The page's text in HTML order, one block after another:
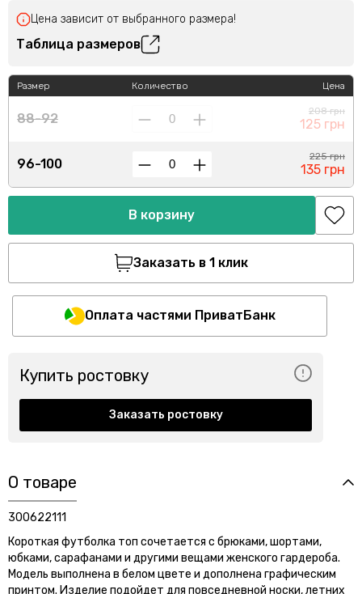
Цена зависит от выбранного размера!
Таблица размеров
Размер
88-92
96-100
Количество Цена
208 грн
125 грн
225 грн
135 грн
В корзину
Заказать в 1 клик
Оплата частями ПриватБанк
Купить ростовку
Заказать ростовку
О товаре
300622111
Короткая футболка топ сочетается с брюками, шортами,
юбками, сарафанами и другими вещами женского гардероба.
Модель выполнена в белом цвете и дополнена графическим
принтом. Изделие подойдет для повседневной носки, летних